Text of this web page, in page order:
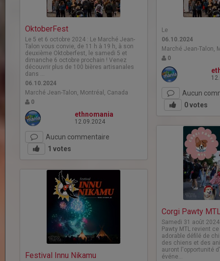
OktoberFest
Le 5 et 6 octobre 2024 : Le Marché Jean-
Talon vous convie, de 11 h à 19 h, à son
deuxième Oktoberfest, le samedi 5 et
dimanche 6 octobre prochain ! Venez
découvrir plus de 100 bières artisanales
dans …
06.10.2024
Marché Jean-Talon, Montréal, Canada
0
ethnomania
12.09.2024
Aucun commentaire
1 votes
Le
06.10.2024
Marché Jean-Talon,
0
Aucun
0votes
Corgi Pawty
Samedi 31 août
Pawty MTL revient
adorable défilé de
des chiens et des
auront l'opportunité
événe…
Festival Innu Nikamu